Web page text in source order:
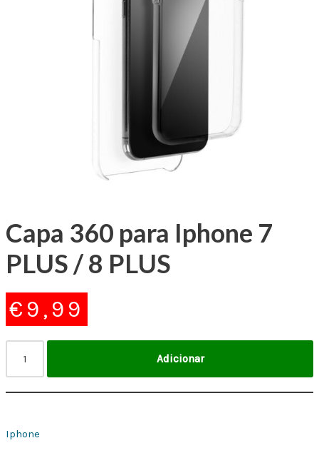
Capa 360 para Iphone 7
PLUS / 8 PLUS
€ 9,99
Adicionar
Iphone